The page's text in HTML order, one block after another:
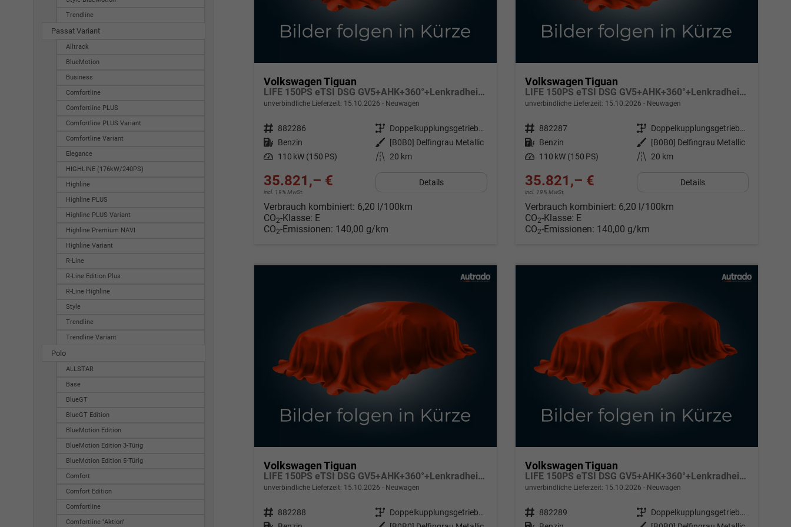
Volkswagen Tiguan
LIFE 150PS eTSI DSG GV5+AHK+360°+Lenkradheiz+IQ.Drive+ACC+App+eHeck+LED
unverbindliche Lieferzeit: 15.10.2026 Neuwagen
Fahrzeugnr. 882286 Getriebe
Doppelkupplungsgetriebe (DSG)
Kraftstoff Benzin Außenfarbe
[B0B0] Delfingrau Metallic
Leistung 110 kW (150 PS) Kilometerstand 20 km
35.821,– €
incl. 19% MwSt.
Details
Verbrauch kombiniert: 6,20 l/100km
CO2-Klasse: E
CO2-Emissionen: 140,00 g/km
Volkswagen Tiguan
LIFE 150PS eTSI DSG GV5+AHK+360°+Lenkradheiz+IQ.Drive+ACC+App+eHeck+LED
unverbindliche Lieferzeit: 15.10.2026 Neuwagen
Fahrzeugnr. 882287 Getriebe
Doppelkupplungsgetriebe (DSG)
Kraftstoff Benzin Außenfarbe
[B0B0] Delfingrau Metallic
Leistung 110 kW (150 PS) Kilometerstand 20 km
35.821,– €
incl. 19% MwSt.
Details
Verbrauch kombiniert: 6,20 l/100km
CO2-Klasse: E
CO2-Emissionen: 140,00 g/km
Volkswagen Tiguan
LIFE 150PS eTSI DSG GV5+AHK+360°+Lenkradheiz+IQ.Drive+ACC+App+eHeck+LED
unverbindliche Lieferzeit: 15.10.2026 Neuwagen
Fahrzeugnr. 882288 Getriebe
Doppelkupplungsgetriebe (DSG)
Volkswagen Tiguan
LIFE 150PS eTSI DSG GV5+AHK+360°+Lenkradheiz+IQ.Drive+ACC+App+eHeck+LED
unverbindliche Lieferzeit: 15.10.2026 Neuwagen
Fahrzeugnr. 882289 Getriebe
Doppelkupplungsgetriebe (DSG)
Trendline
Passat Variant
Alltrack
BlueMotion
Business
Comfortline
Comfortline PLUS
Comfortline PLUS Variant
Comfortline Variant
Elegance
HIGHLINE (176kW/240PS)
Highline
Highline PLUS
Highline PLUS Variant
Highline Premium NAVI
Highline Variant
R-Line
R-Line Edition Plus
R-Line Highline
Style
Trendline
Trendline Variant
Polo
ALLSTAR
Base
BlueGT
BlueGT Edition
BlueMotion Edition
BlueMotion Edition 3-Türig
BlueMotion Edition 5-Türig
Comfort
Comfort Edition
Comfortline
Comfortline "Aktion"